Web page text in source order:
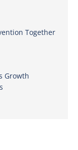
Together
Growth